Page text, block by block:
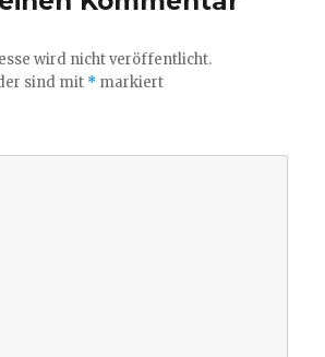
wird nicht veröffentlicht.
sind mit * markiert